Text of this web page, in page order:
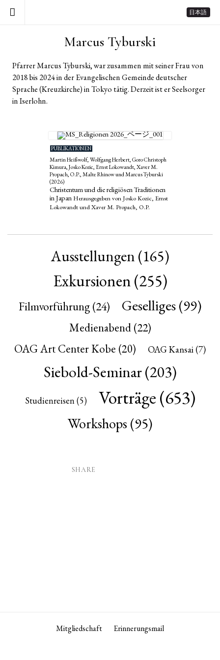
日本語
Marcus Tyburski
Pfarrer Marcus Tyburski, war zusammen mit seiner Frau von
2018 bis 2024 in der Evangelischen Gemeinde deutscher
Sprache (Kreuzkirche) in Tokyo tätig. Derzeit ist er Seelsorger
in Iserlohn.
PUBLIKATIONEN
Martin Heißwolf, Wolfgang Herbert, Goro Christoph
Kimura, Josko Kozic, Ernst Lokowandt, Xaver M.
Propach, O.P., Malte Rhinow und Marcus Tyburski
(2026)
Christentum und die religiösen Traditionen
in Japan Herausgegeben von Josko Kozic, Ernst
Lokowandt und Xaver M. Propach, O.P.
Ausstellungen (165)
Exkursionen(255)
Filmvorführung(24) Geselliges(99)
Medienabend(22)
OAG Art Center Kobe (20) OAG Kansai (7)
Siebold-Seminar(203)
Studienreisen (5) Vorträge(653)
Workshops (95)
SHARE
Mitgliedschaft Erinnerungsmail